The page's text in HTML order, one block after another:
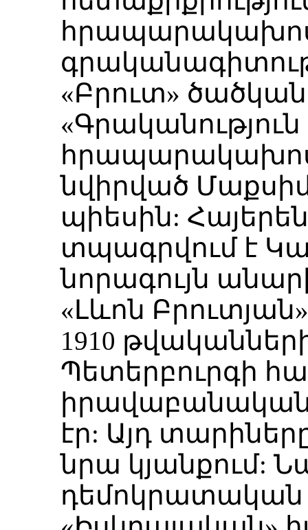
«Բրուտ»
նվիրված Մաքսիմ
պիեսին:
տպագրվում է
նորագույն
«Լևոն
1910
Պետերբուրգի
իրավաբանական
էր: Այդ
նրա կյանքում:
դեմոկրատական